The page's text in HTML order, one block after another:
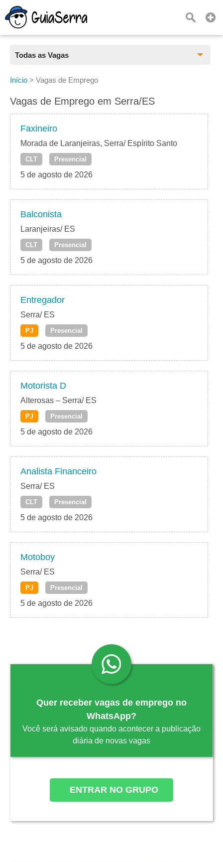
Todas as Vagas
Todas as Vagas
CLT
Freelancer
PJ
Início > Vagas de Emprego
Vagas de Emprego em Serra/ES
Faxineiro
Morada de Laranjeiras, Serra/ Espírito Santo
CLT Presencial
5 de agosto de 2026
Balconista
Laranjeiras/ ES
CLT Presencial
5 de agosto de 2026
Entregador
Serra/ ES
PJ Presencial
5 de agosto de 2026
Motorista D
Alterosas – Serra/ ES
PJ Presencial
5 de agosto de 2026
Analista Financeiro
Serra/ ES
CLT Presencial
5 de agosto de 2026
Motoboy
Serra/ ES
PJ Presencial
5 de agosto de 2026
Quer receber vagas de emprego no
WhatsApp?
Você será avisado quando acontecer a publicação
diária de novas vagas
ENTRAR NO GRUPO